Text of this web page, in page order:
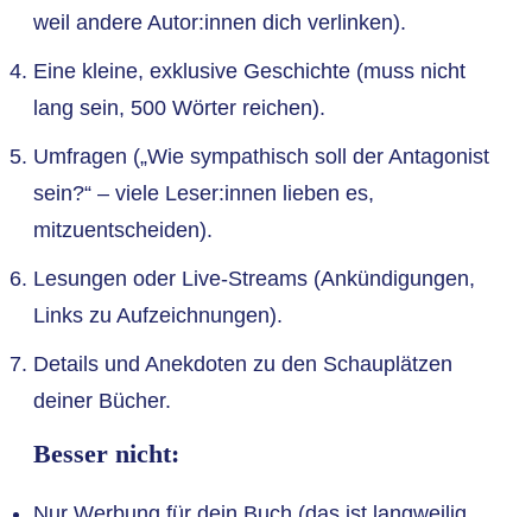
weil andere Autor:innen dich verlinken).
Eine kleine, exklusive Geschichte (muss nicht
lang sein, 500 Wörter reichen).
Umfragen („Wie sympathisch soll der Antagonist
sein?“ – viele Leser:innen lieben es,
mitzuentscheiden).
Lesungen oder Live-Streams (Ankündigungen,
Links zu Aufzeichnungen).
Details und Anekdoten zu den Schauplätzen
deiner Bücher.
Besser nicht: